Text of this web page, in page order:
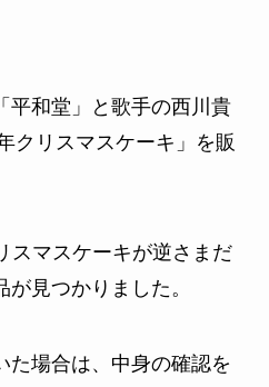
平和堂」と歌手の西川貴
クリスマスケーキ」を販
スマスケーキが逆さまだ
見つかりました。
た場合は、中身の確認を